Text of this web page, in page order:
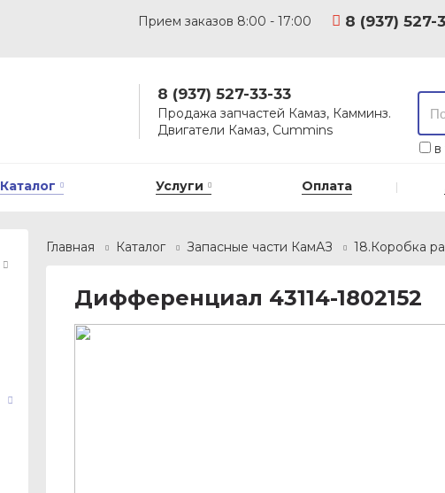
Прием заказов 8:00 - 17:00 8 (937) 527-
8 (937) 527-33-33
Продажа запчастей Камаз, Камминз.
Двигатели Камаз, Cummins
Каталог Услуги Оплата
Главная Каталог Запасные части КамАЗ 18.Коробка
Дифференциал 43114-1802152